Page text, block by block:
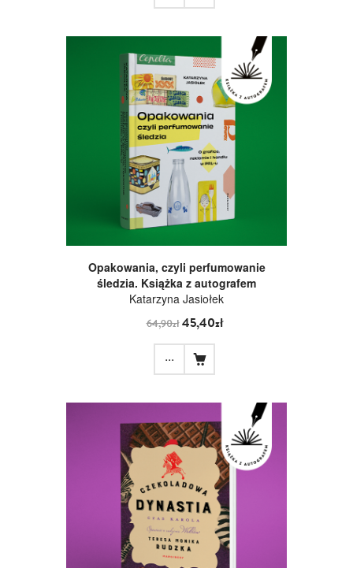
Opakowania, czyli perfumowanie
śledzia. Książka z autografem
Katarzyna Jasiołek
64,90zł45,40zł
...